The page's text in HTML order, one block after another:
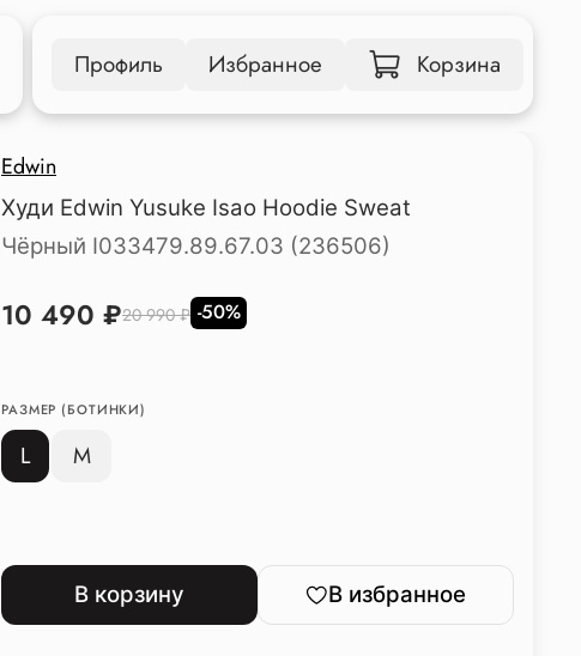
Профиль Избранное Корзина
Edwin
Худи Edwin Yusuke Isao Hoodie Sweat
Чёрный I033479.89.67.03 (236506)
РАЗМЕР (БОТИНКИ)
L M
10 490 ₽20 990 ₽ -50%
В корзину В избранное